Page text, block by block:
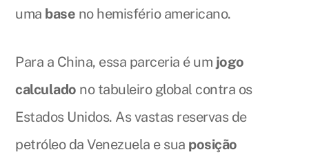
uma base no hemisfério americano.
Para a China, essa parceria é um jogo
calculado no tabuleiro global contra os
Estados Unidos. As vastas reservas de
petróleo da Venezuela e sua posição